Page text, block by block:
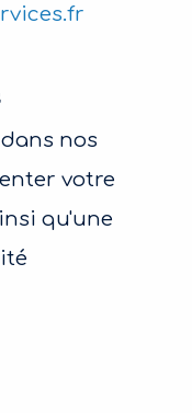
nos
votre
qu'une